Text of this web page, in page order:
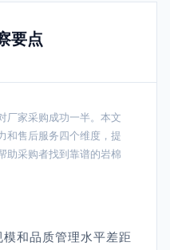
要点
厂家采购成功一半。本文
和售后服务四个维度，提
助采购者找到靠谱的岩棉
和品质管理水平差距